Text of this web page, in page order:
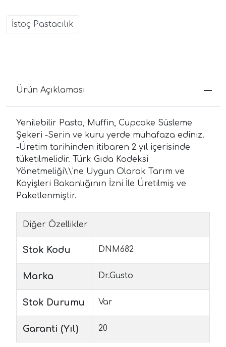
İstoç Pastacılık
Ürün Açıklaması
Yenilebilir Pasta, Muffin, Cupcake Süsleme
Şekeri -Serin ve kuru yerde muhafaza ediniz.
-Üretim tarihinden itibaren 2 yıl içerisinde
tüketilmelidir. Türk Gıda Kodeksi
Yönetmeliği\\'ne Uygun Olarak Tarım ve
Köyişleri Bakanlığının İzni İle Üretilmiş ve
Paketlenmiştir.
Diğer Özellikler
Stok Kodu DNM682
Marka Dr.Gusto
Stok Durumu Var
Garanti (Yıl) 20